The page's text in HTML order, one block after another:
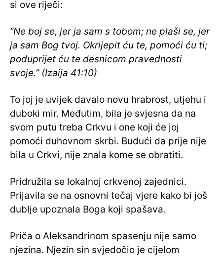
si ove riječi:
“Ne boj se, jer ja sam s tobom; ne plaši se, jer
ja sam Bog tvoj. Okrijepit ću te, pomoći ću ti;
poduprijet ću te desnicom pravednosti
svoje.” (Izaija 41:10)
To joj je uvijek davalo novu hrabrost, utjehu i
duboki mir. Međutim, bila je svjesna da na
svom putu treba Crkvu i one koji će joj
pomoći duhovnom skrbi. Budući da prije nije
bila u Crkvi, nije znala kome se obratiti.
Pridružila se lokalnoj crkvenoj zajednici.
Prijavila se na osnovni tečaj vjere kako bi još
dublje upoznala Boga koji spašava.
Priča o Aleksandrinom spasenju nije samo
njezina. Njezin sin svjedočio je cijelom